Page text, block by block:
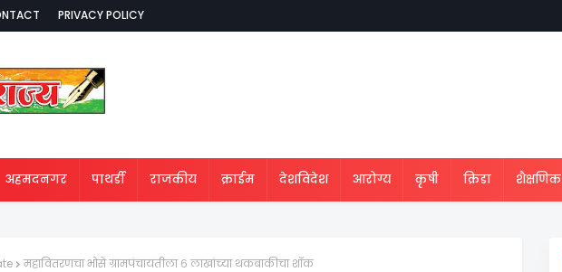
PRIVACY POLICY
अहमदनगर पाथर्डी राजकीय क्राईम देशविदेश आरोग्य कृषी क्रिडा शैक्षणिक
महावितरणचा भोसे ग्रामपंचायतीला ६ लाखांच्या थकबाकीचा शॉक